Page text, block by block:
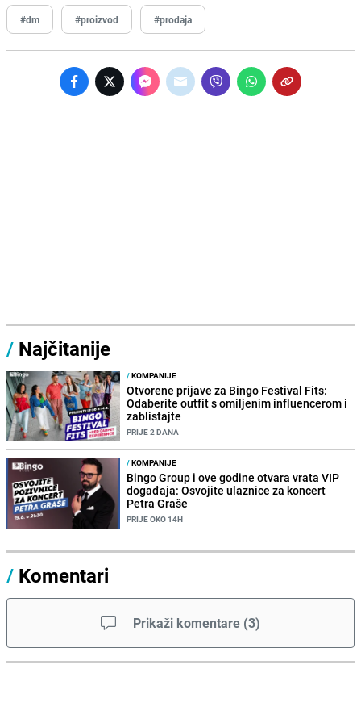
#dm #proizvod #prodaja
/ Najčitanije
/KOMPANIJE
Otvorene prijave za Bingo Festival Fits:
Odaberite outfit s omiljenim influencerom i
zablistajte
PRIJE 2 DANA
/KOMPANIJE
Bingo Group i ove godine otvara vrata VIP
događaja: Osvojite ulaznice za koncert
Petra Graše
PRIJE OKO 14H
/ Komentari
Prikaži komentare (3)